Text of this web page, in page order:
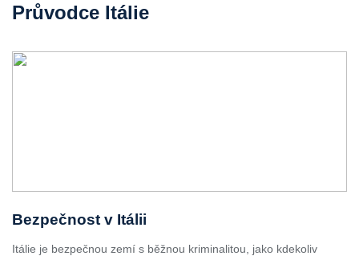
Průvodce Itálie
Bezpečnost v Itálii
Itálie je bezpečnou zemí s běžnou kriminalitou, jako kdekoliv